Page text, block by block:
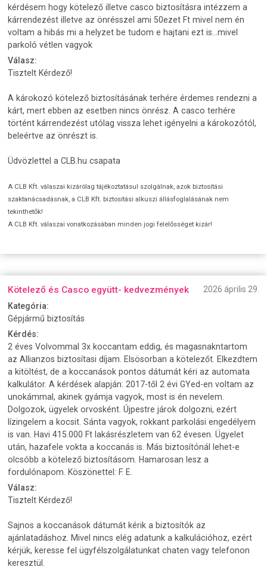
kérdésem hogy kötelező illetve casco biztosításra intézzem a
kárrendezést illetve az önrésszel ami 50ezet Ft mivel nem én
voltam a hibás mi a helyzet be tudom e hajtani ezt is...mivel
parkoló vétlen vagyok
Válasz:
Tisztelt Kérdező!
A károkozó kötelező biztosításának terhére érdemes rendezni a
kárt, mert ebben az esetben nincs önrész. A casco terhére
történt kárrendezést utólag vissza lehet igényelni a károkozótól,
beleértve az önrészt is.
Üdvözlettel a CLB.hu csapata
A CLB Kft. válaszai kizárólag tájékoztatásul szolgálnak, azok biztosítási
szaktanácsadásnak, a CLB Kft. biztosítási alkuszi állásfoglalásának nem
tekinthetők!
A CLB Kft. válaszai vonatkozásában minden jogi felelősséget kizár!
Kötelező és Casco együtt- kedvezmények
2026 április 29.
Kategória:
Gépjármű biztosítás
Kérdés:
2 éves Volvommal 3x koccantam eddig, és magasnakntartom
az Allianzos biztosítasi díjam. Elsösorban a kötelezőt. Elkezdtem
a kitöltést, de a koccanások pontos dátumát kéri az automata
kalkulátor. A kérdések alapján: 2017-től 2 évi GYed-en voltam az
unokámmal, akinek gyámja vagyok, most is én nevelem.
Dolgozok, ügyelek orvosként. Újpestre járok dolgozni, ezért
lízingelem a kocsit. Sánta vagyok, rokkant parkolási engedélyem
is van. Havi 415.000 Ft lakásrészletem van 62 évesen. Ügyelet
után, hazafele vokta a koccanás is. Más biztosítónál lehet-e
olcsóbb a kötelező biztosításom. Hamarosan lesz a
fordulónapom. Köszönettel: F. E.
Válasz:
Tisztelt Kérdező!
Sajnos a koccanások dátumát kérik a biztosítók az
ajánlatadáshoz. Mivel nincs elég adatunk a kalkulációhoz, ezért
kérjük, keresse fel ügyfélszolgálatunkat chaten vagy telefonon
keresztül.